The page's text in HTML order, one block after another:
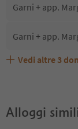
Garni + app.
Garni + app.
Garni + app.
Quali servizi/
Gli ospiti di
Vedi altre 3
Alloggi